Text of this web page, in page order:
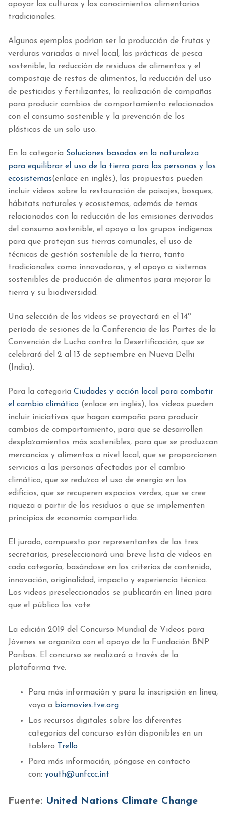
apoyar las culturas y los conocimientos alimentarios
tradicionales.
Algunos ejemplos podrían ser la producción de frutas y
verduras variadas a nivel local, las prácticas de pesca
sostenible, la reducción de residuos de alimentos y el
compostaje de restos de alimentos, la reducción del uso
de pesticidas y fertilizantes, la realización de campañas
para producir cambios de comportamiento relacionados
con el consumo sostenible y la prevención de los
plásticos de un solo uso.
En la categoría Soluciones basadas en la naturaleza
para equilibrar el uso de la tierra para las personas y los
ecosistemas(enlace en inglés), las propuestas pueden
incluir videos sobre la restauración de paisajes, bosques,
hábitats naturales y ecosistemas, además de temas
relacionados con la reducción de las emisiones derivadas
del consumo sostenible, el apoyo a los grupos indígenas
para que protejan sus tierras comunales, el uso de
técnicas de gestión sostenible de la tierra, tanto
tradicionales como innovadoras, y el apoyo a sistemas
sostenibles de producción de alimentos para mejorar la
tierra y su biodiversidad.
Una selección de los vídeos se proyectará en el 14º
período de sesiones de la Conferencia de las Partes de la
Convención de Lucha contra la Desertificación, que se
celebrará del 2 al 13 de septiembre en Nueva Delhi
(India).
Para la categoría Ciudades y acción local para combatir
el cambio climático (enlace en inglés), los videos pueden
incluir iniciativas que hagan campaña para producir
cambios de comportamiento, para que se desarrollen
desplazamientos más sostenibles, para que se produzcan
mercancías y alimentos a nivel local, que se proporcionen
servicios a las personas afectadas por el cambio
climático, que se reduzca el uso de energía en los
edificios, que se recuperen espacios verdes, que se cree
riqueza a partir de los residuos o que se implementen
principios de economía compartida.
El jurado, compuesto por representantes de las tres
secretarías, preseleccionará una breve lista de videos en
cada categoría, basándose en los criterios de contenido,
innovación, originalidad, impacto y experiencia técnica.
Los videos preseleccionados se publicarán en línea para
que el público los vote.
La edición 2019 del Concurso Mundial de Videos para
Jóvenes se organiza con el apoyo de la Fundación BNP
Paribas. El concurso se realizará a través de la
plataforma tve.
Para más información y para la inscripción en línea,
vaya a biomovies.tve.org
Los recursos digitales sobre las diferentes
categorías del concurso están disponibles en un
tablero
Trello
Para más información, póngase en contacto
con: youth@unfccc.int
Fuente: United Nations Climate Change